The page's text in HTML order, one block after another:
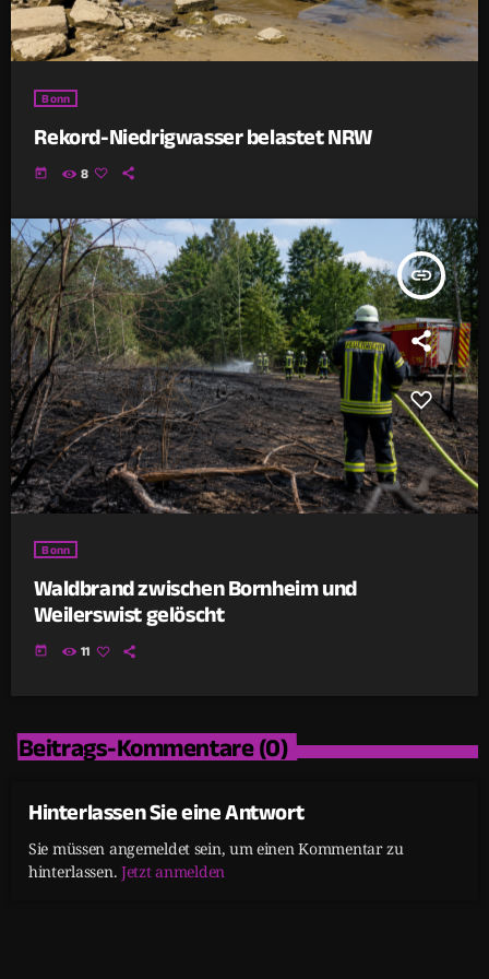
Bonn
Rekord-Niedrigwasser belastet NRW
today 8
insert_link
Bonn
Waldbrand zwischen Bornheim und
Weilerswist gelöscht
today 11
Beitrags-Kommentare (0)
Hinterlassen Sie eine Antwort
Sie müssen angemeldet sein, um einen Kommentar zu
hinterlassen. Jetzt anmelden